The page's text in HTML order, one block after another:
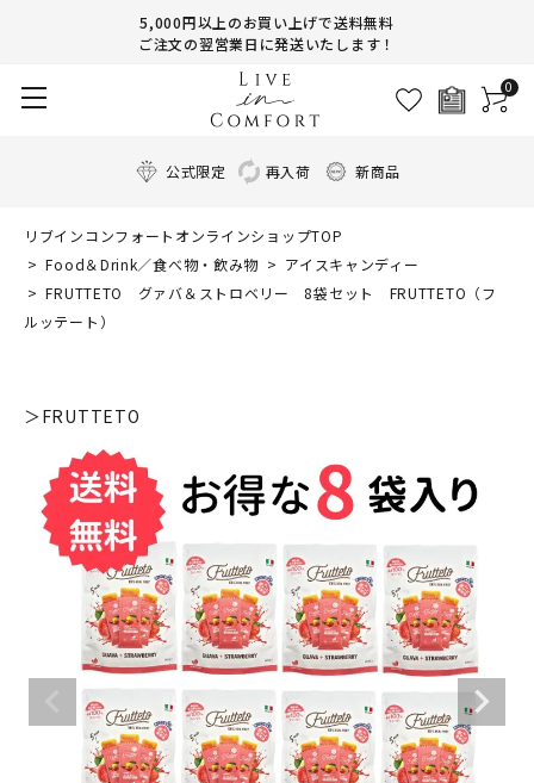
5,000円以上のお買い上げで送料無料
ご注文の翌営業日に発送いたします！
0
公式限定 再入荷 新商品
リブインコンフォートオンラインショップTOP
Food＆Drink／食べ物・飲み物
アイスキャンディー
FRUTTETO グァバ＆ストロベリー 8袋セット FRUTTETO（フ
ルッテート）
＞FRUTTETO